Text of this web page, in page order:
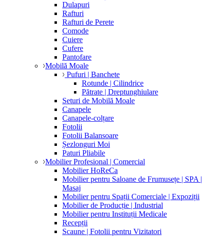
Dulapuri
Rafturi
Rafturi de Perete
Comode
Cuiere
Cufere
Pantofare
Mobilă Moale
Pufuri | Banchete
Rotunde | Cilindrice
Pătrate | Dreptunghiulare
Seturi de Mobilă Moale
Canapele
Canapele-colțare
Fotolii
Fotolii Balansoare
Șezlonguri Moi
Paturi Pliabile
Mobilier Profesional | Comercial
Mobilier HoReCa
Mobilier pentru Saloane de Frumusețe | SPA |
Masaj
Mobilier pentru Spații Comerciale | Expoziții
Mobilier de Producție | Industrial
Mobilier pentru Instituții Medicale
Recepții
Scaune | Fotolii pentru Vizitatori